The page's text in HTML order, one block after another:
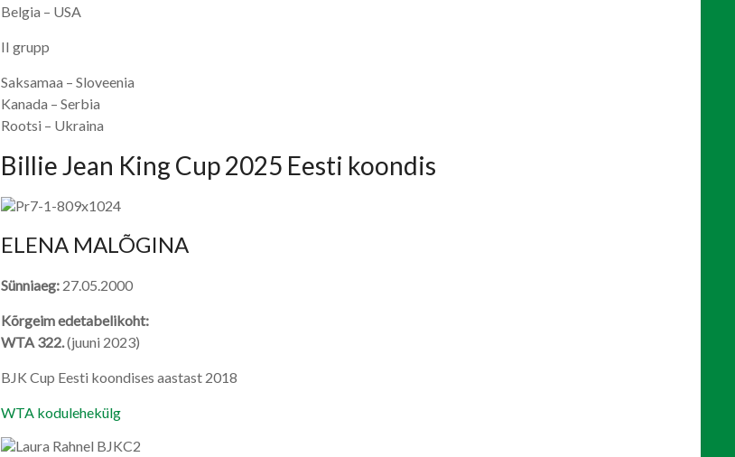
Belgia – USA
II grupp
Saksamaa – Sloveenia
Kanada – Serbia
Rootsi – Ukraina
Billie Jean King Cup 2025 Eesti koondis
ELENA MALÕGINA
Sünniaeg: 27.05.2000
Kõrgeim edetabelikoht:
WTA 322.(juuni 2023)
BJK Cup Eesti koondises aastast 2018
WTA kodulehekülg